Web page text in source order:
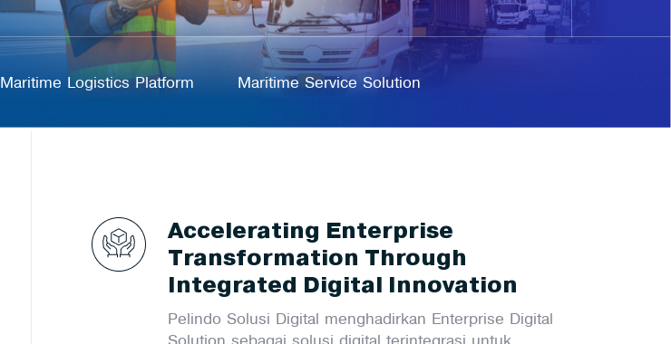
Maritime Logistics Platform Maritime Service Solution
Accelerating Enterprise
Transformation Through
Integrated Digital Innovation
Pelindo Solusi Digital menghadirkan Enterprise Digital
Solution sebagai solusi digital terintegrasi untuk